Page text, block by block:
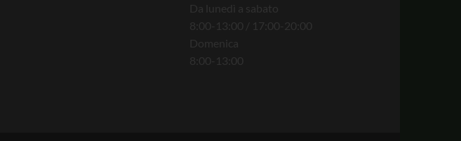
Da lunedì a sabato
8:00-13:00 / 17:00-20:00
Domenica
8:00-13:00